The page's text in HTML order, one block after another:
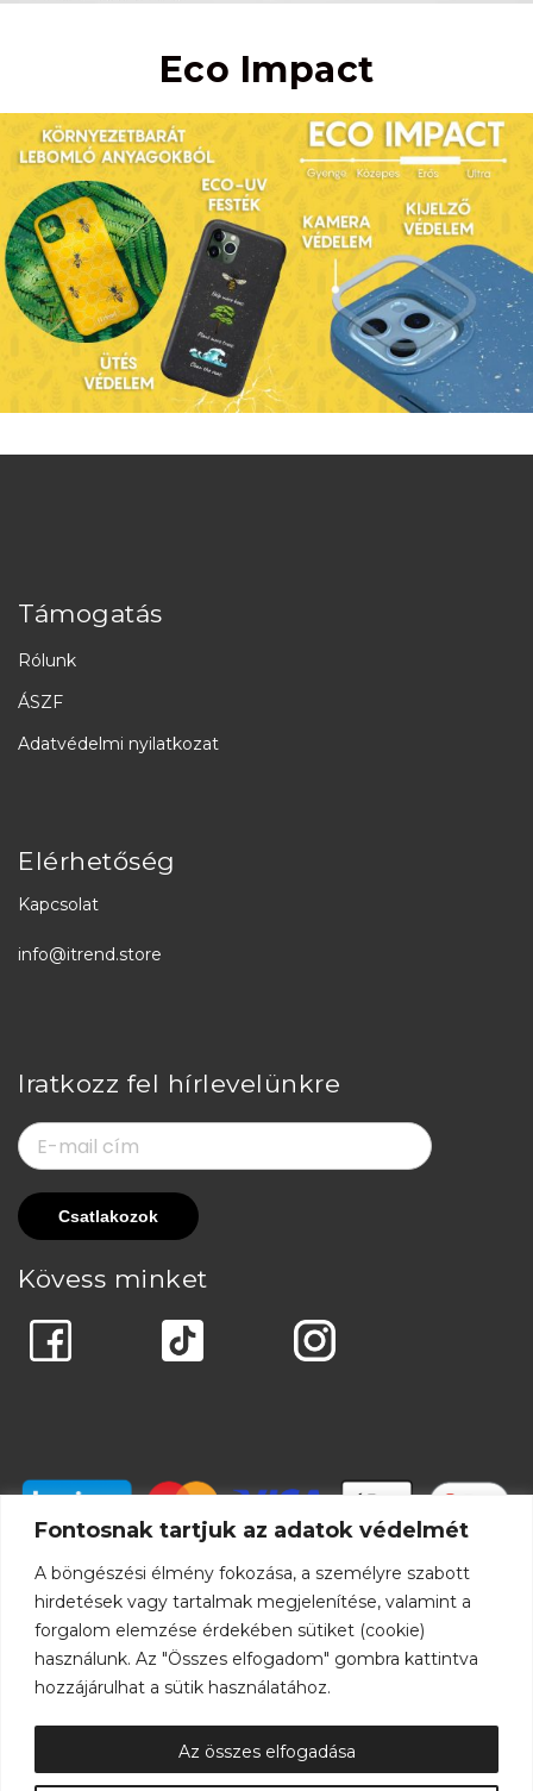
Fontosnak tartjuk az adatok védelmét
A böngészési élmény fokozása, a személyre szabott
hirdetések vagy tartalmak megjelenítése, valamint a
forgalom elemzése érdekében sütiket (cookie)
használunk. Az "Összes elfogadom" gombra kattintva
hozzájárulhat a sütik használatához.
Az összes elfogadása
Eco Impact
Támogatás
Rólunk
ÁSZF
Adatvédelmi nyilatkozat
Elérhetőség
Kapcsolat
info@itrend.store
Iratkozz fel hírlevelünkre
Kövess minket